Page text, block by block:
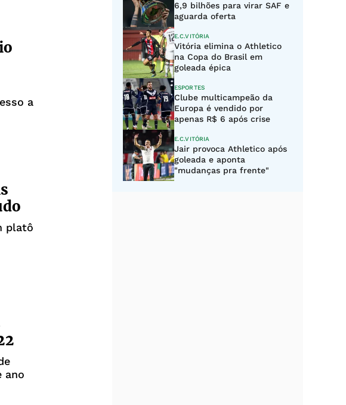
a
platô
ano
6,9 bilhões para virar SAF e
aguarda oferta
E.C.VITÓRIA
Vitória elimina o Athletico
na Copa do Brasil em
goleada épica
ESPORTES
Clube multicampeão da
Europa é vendido por
apenas R$ 6 após crise
E.C.VITÓRIA
Jair provoca Athletico após
goleada e aponta
"mudanças pra frente"